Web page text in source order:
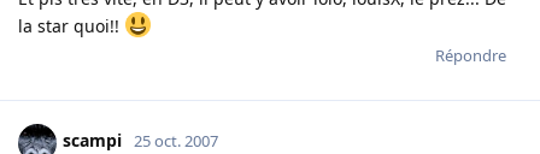
la star quoi!!
Répondre
scampi 25 oct. 2007